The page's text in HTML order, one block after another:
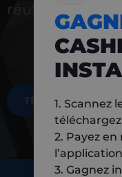
réutiliser
TÉLÉCHARGEZ
1. Scannez
2. Payez
l’application
3. Gagnez